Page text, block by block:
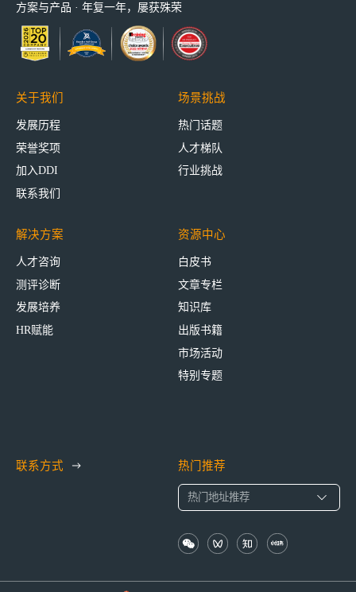
方案与产品 · 年复一年，屡获殊荣
关于我们
发展历程
荣誉奖项
加入DDI
联系我们
场景挑战
热门话题
人才梯队
行业挑战
解决方案
人才咨询
测评诊断
发展培养
HR赋能
资源中心
白皮书
文章专栏
知识库
出版书籍
市场活动
特别专题
联系方式 热门推荐